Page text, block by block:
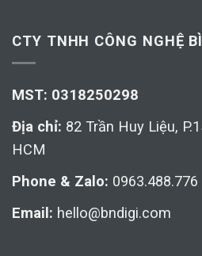
CTY TNHH CÔNG NGHỆ
MST: 0318250298
Địa chỉ: 82 Trần Huy Liệu,
HCM
Phone & Zalo: 0963.488.776
Email: hello@bndigi.com